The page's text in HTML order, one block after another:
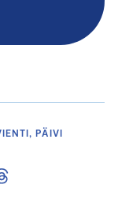
PÄIVI